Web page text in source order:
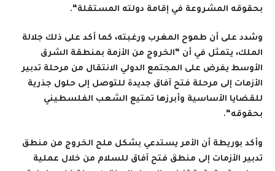
بحقوقه المشروعة في إقامة دولته المستقلة“.
وشدد على أن طموح المغرب ورغبته، كما أكد على ذلك جلالة
الملك، يتمثل في أن “الخروج من الأزمة بمنطقة الشرق
الأوسط يفرض على المجتمع الدولي الانتقال من مرحلة تدبير
الأزمات إلى مرحلة فتح آفاق جديدة للتوصل إلى حلول جذرية
للقضايا الأساسية وأبرزها تمتيع الشعب الفلسطيني
بحقوقه“.
وأكد بوريطة أن الأمر يستدعي بشكل ملح الخروج من منطق
تدبير الأزمات إلى منطق فتح آفاق للسلام من خلال عملية